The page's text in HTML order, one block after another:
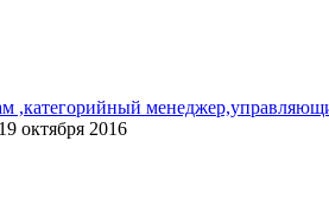
,категорийный
19 октября 2016